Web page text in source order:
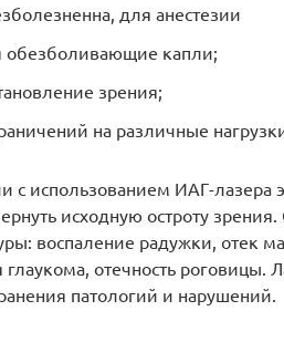
для анестезии
обезболивающие капли;
зрения;
на различные
с использованием ИАГ-лазера
исходную остроту
воспаление радужки, отек
глаукома, отечность
патологий и нарушений.